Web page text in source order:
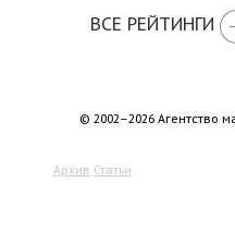
ВСЕ РЕЙТИНГИ
© 2002–2026 Агентство
Архив Статьи